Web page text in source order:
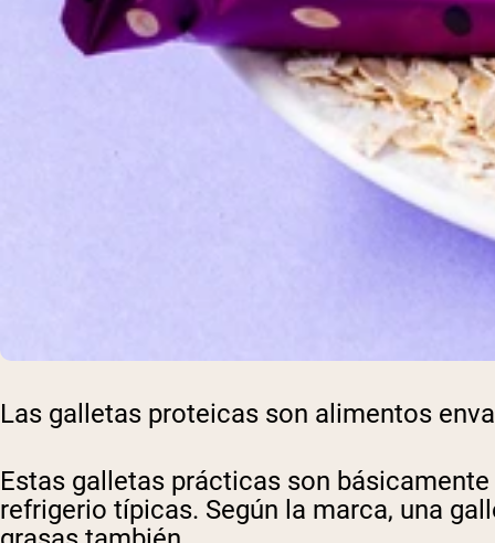
Las galletas proteicas son alimentos
Estas galletas prácticas son
refrigerio típicas. Según la marca, una